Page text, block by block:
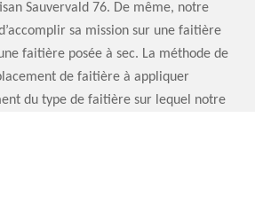
Sauvervald 76. De même, notre
sa mission sur une faitière
faitière posée à sec. La méthode de
de faitière à appliquer
du type de faitière sur lequel notre